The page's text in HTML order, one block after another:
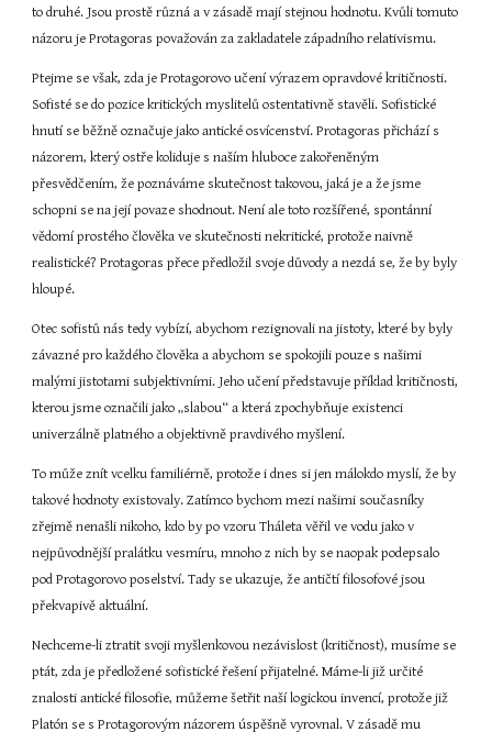
to druhé. Jsou prostě různá a v zásadě mají stejnou hodnotu. Kvůli tomuto
názoru je Protagoras považován za zakladatele západního relativismu.
Ptejme se však, zda je Protagorovo učení výrazem opravdové kritičnosti.
Sofisté se do pozice kritických myslitelů ostentativně stavěli. Sofistické
hnutí se běžně označuje jako antické osvícenství. Protagoras přichází s
názorem, který ostře koliduje s naším hluboce zakořeněným
přesvědčením, že poznáváme skutečnost takovou, jaká je a že jsme
schopni se na její povaze shodnout. Není ale toto rozšířené, spontánní
vědomí prostého člověka ve skutečnosti nekritické, protože naivně
realistické? Protagoras přece předložil svoje důvody a nezdá se, že by byly
hloupé.
Otec sofistů nás tedy vybízí, abychom rezignovali na jistoty, které by byly
závazné pro každého člověka a abychom se spokojili pouze s našimi
malými jistotami subjektivními. Jeho učení představuje příklad kritičnosti,
kterou jsme označili jako „slabou“ a která zpochybňuje existenci
univerzálně platného a objektivně pravdivého myšlení.
To může znít vcelku familiérně, protože i dnes si jen málokdo myslí, že by
takové hodnoty existovaly. Zatímco bychom mezi našimi současníky
zřejmě nenašli nikoho, kdo by po vzoru Tháleta věřil ve vodu jako v
nejpůvodnější pralátku vesmíru, mnoho z nich by se naopak podepsalo
pod Protagorovo poselství. Tady se ukazuje, že antičtí filosofové jsou
překvapivě aktuální.
Nechceme-li ztratit svoji myšlenkovou nezávislost (kritičnost), musíme se
ptát, zda je předložené sofistické řešení přijatelné. Máme-li již určité
znalosti antické filosofie, můžeme šetřit naší logickou invencí, protože již
Platón se s Protagorovým názorem úspěšně vyrovnal. V zásadě mu